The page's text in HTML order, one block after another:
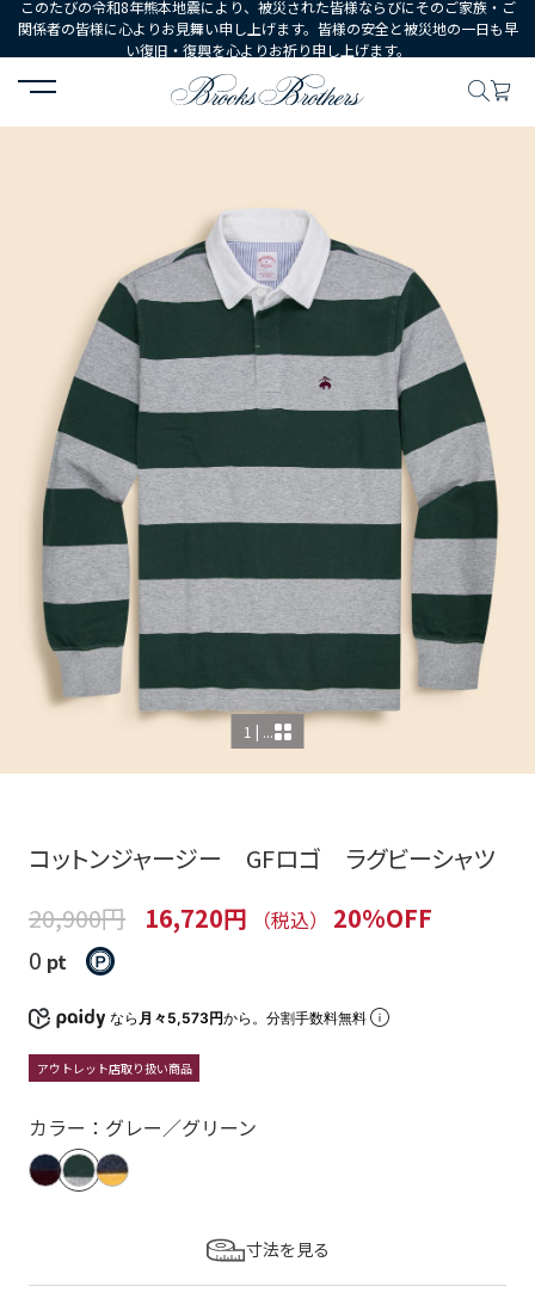
このたびの令和8年熊本地震により、被災された皆様ならびにそのご家族・ご
関係者の皆様に心よりお見舞い申し上げます。皆様の安全と被災地の一日も早
い復旧・復興を心よりお祈り申し上げます。
HOME ウェア トップス ポロシャツ・ラグビーシャツ
1 | ...
コットンジャージー GFロゴ ラグビーシャツ
20,900円
16,720円 （税込）
20%OFF
0 pt
なら 月々5,573円から。分割手数料無料
アウトレット店取り扱い商品
カラー：グレー／グリーン
寸法を見る